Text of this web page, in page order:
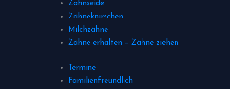
Zahnseide
Zähneknirschen
Milchzähne
Zähne erhalten – Zähne ziehen
Termine
Familienfreundlich